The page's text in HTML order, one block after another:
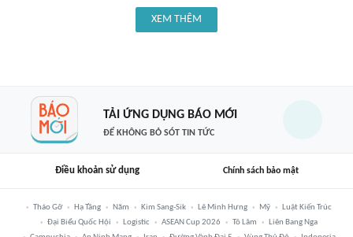
XEM THÊM
TẢI ỨNG DỤNG BÁO MỚI
ĐỂ KHÔNG BỎ SÓT TIN TỨC
Điều khoản sử dụng Chính sách bảo mật
Tháo Gỡ Hạ Tầng Năm Kim Sang-Sik Lê Minh Hưng Mỹ
Luật Kiến Trúc
Đại Biểu Quốc Hội
Logistic ASEAN Cup 2026 Tô Lâm
Liên Bang Nga